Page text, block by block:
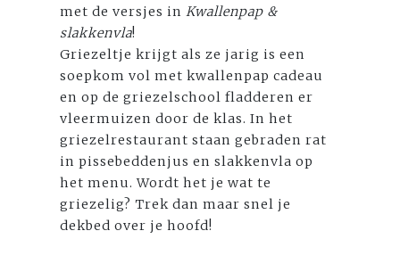
met de versjes inKwallenpap &
slakkenvla!
Griezeltje krijgt als ze jarig is een
soepkom vol met kwallenpap cadeau
en op de griezelschool fladderen er
vleermuizen door de klas. In het
griezelrestaurant staan gebraden rat
in pissebeddenjus en slakkenvla op
het menu. Wordt het je wat te
griezelig? Trek dan maar snel je
dekbed over je hoofd!